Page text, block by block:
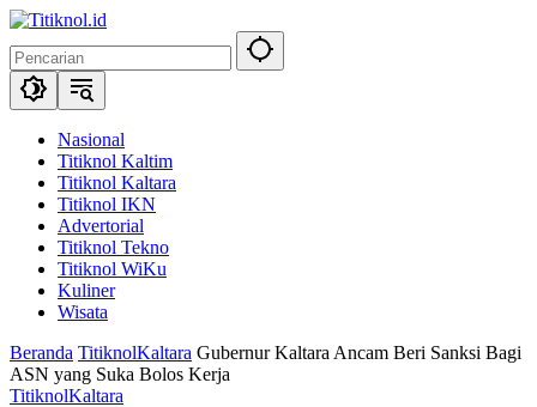
Langsung
konten
Nasional
Titiknol Kaltim
Titiknol Kaltara
Titiknol IKN
Advertorial
Titiknol Tekno
Titiknol WiKu
Kuliner
Wisata
Beranda TitiknolKaltara Gubernur Kaltara Ancam Beri Sanksi Bagi
ASN yang Suka Bolos Kerja
TitiknolKaltara